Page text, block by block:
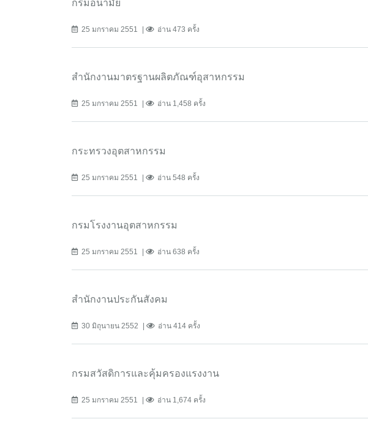
กรมอนามัย
25 มกราคม 2551 อ่าน 473 ครั้ง
สำนักงานมาตรฐานผลิตภัณฑ์อุสาหกรรม
25 มกราคม 2551 อ่าน 1,458 ครั้ง
กระทรวงอุตสาหกรรม
25 มกราคม 2551 อ่าน 548 ครั้ง
กรมโรงงานอุตสาหกรรม
25 มกราคม 2551 อ่าน 638 ครั้ง
สำนักงานประกันสังคม
30 มิถุนายน 2552 อ่าน 414 ครั้ง
กรมสวัสดิการและคุ้มครองแรงงาน
25 มกราคม 2551 อ่าน 1,674 ครั้ง